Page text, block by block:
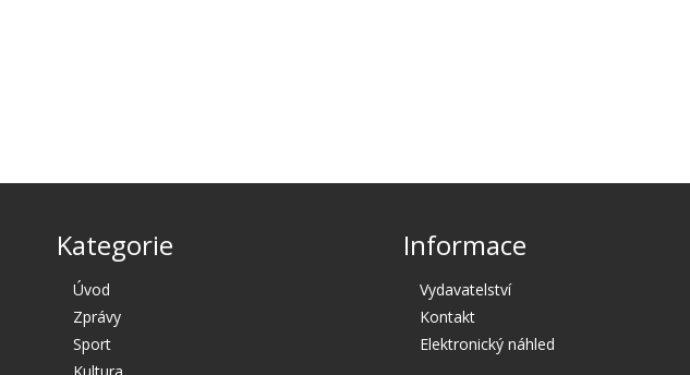
Kategorie
Úvod
Zprávy
Sport
Kultura
Informace
Vydavatelství
Kontakt
Elektronický náhled